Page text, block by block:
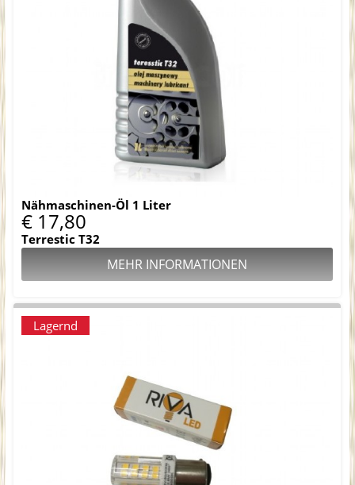
Nähmaschinen-Öl 1 Liter
€ 17,80
Terrestic T32
MEHR INFORMATIONEN
Lagernd